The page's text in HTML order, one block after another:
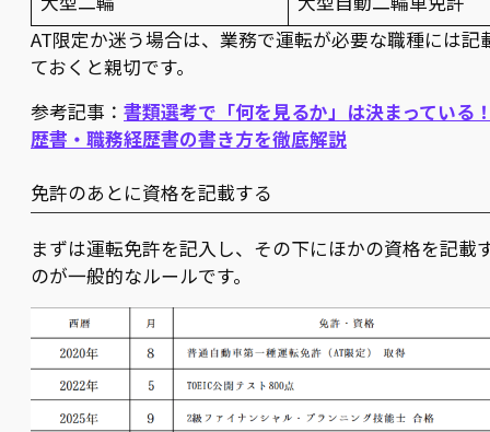
AT限定か迷う場合は、業務で運転が必要な職種には記
ておくと親切です。
参考記事： 書類選考で「何を見るか」は決まっている
歴書・職務経歴書の書き方を徹底解説
免許のあとに資格を記載する
まずは運転免許を記入し、その下にほかの資格を記載
のが一般的なルールです。